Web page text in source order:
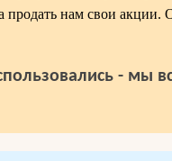
продать нам свои акции.
- мы